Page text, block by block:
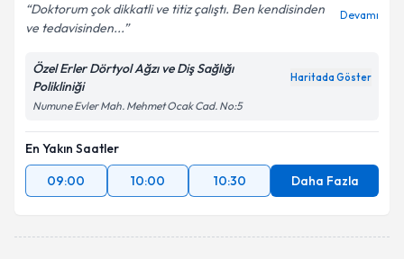
Doktorum çok dikkatli ve titiz çalıştı. Ben kendisinden
ve tedavisinden...
Devamı
Özel Erler Dörtyol Ağzı ve Diş Sağlığı
Polikliniği
Haritada Göster
Numune Evler Mah. Mehmet Ocak Cad. No:5
En Yakın Saatler
09:00
10:00 10:30 Daha Fazla